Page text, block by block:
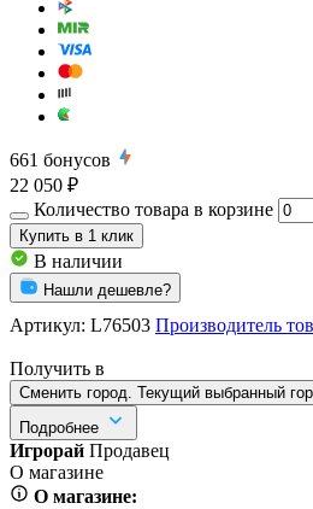
661 бонусов
22 050 ₽
Количество товара в корзине
Купить в 1 клик
В наличии
Нашли дешевле?
Артикул: L76503 Производитель
Получить в
Сменить город. Текущий выбранный
Подробнее
Игрорай Продавец
О магазине
О магазине: